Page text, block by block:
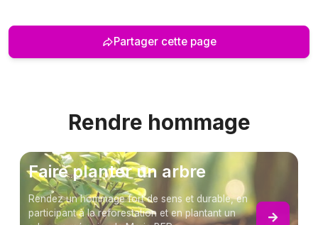
Partager cette page
Rendre hommage
Faire planter un arbre
Rendez un hommage fort de sens et durable, en
participant à la reforestation et en plantant un